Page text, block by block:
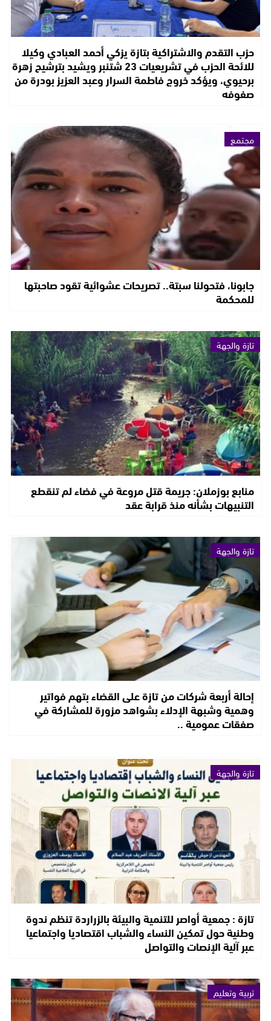
حزب التقدم والاشتراكية بتازة يزكي أحمد العبادي وكيلا
للائحة الحزب في تشريعيات 23 شتنبر ويشيد بترشيح زهرة
برحيوي، ويؤكد خروج فاطمة السرار وعبد العزيز بودرة من
صفوفه
مجتمع
جابونا، فتحولنا سبتة.. تصريحات عشوائية تقود صاحبتها
للمحكمة
تازة والجهة
منابع بوزملان: جريمة قتل مروعة في فضاء لم تنقطع
التنبيهات بشأنه منذ قرابة عقد
تازة والجهة
إحالة أربعة شركات من تازة على القضاء بتهم فواتير
وهمية وشبهة الإدلاء بشواهد مزورة للمشاركة في
صفقات عمومية ..
تازة والجهة
تازة : جمعية أواصر للتنمية والبيئة بالزراردة تنظم ندوة
وطنية حول تمكين النساء والشباب اقتصاديا واجتماعيا
عبر آلية الإنصات والتواصل
تربية وتعليم